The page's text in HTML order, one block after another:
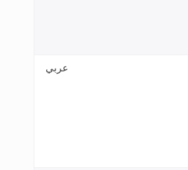
عربي